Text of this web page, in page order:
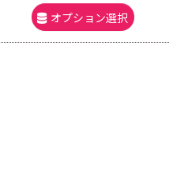
オプション選択